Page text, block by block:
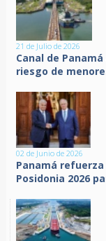
21 de Julio de 2026
Canal de
riesgo de
02 de Junio de 2026
Panamá
Posidonia 2026